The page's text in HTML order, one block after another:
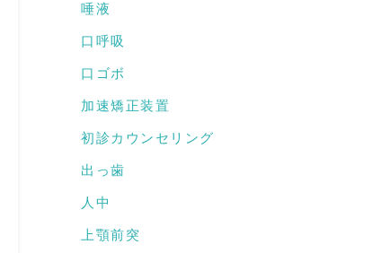
唾液
口呼吸
口ゴボ
加速矯正装置
初診カウンセリング
出っ歯
人中
上顎前突